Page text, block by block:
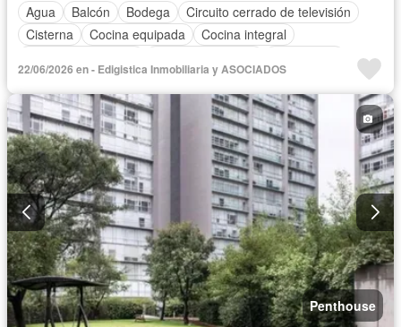
Agua
Balcón Bodega
Circuito cerrado de televisión
Cisterna
Cocina equipada
Cocina integral
Elevador
Estacionamiento
Gas natural
Recámara con closet
Sin amueblar
22/06/2026 en - Edigistica Inmobiliaria y ASOCIADOS
Penthouse